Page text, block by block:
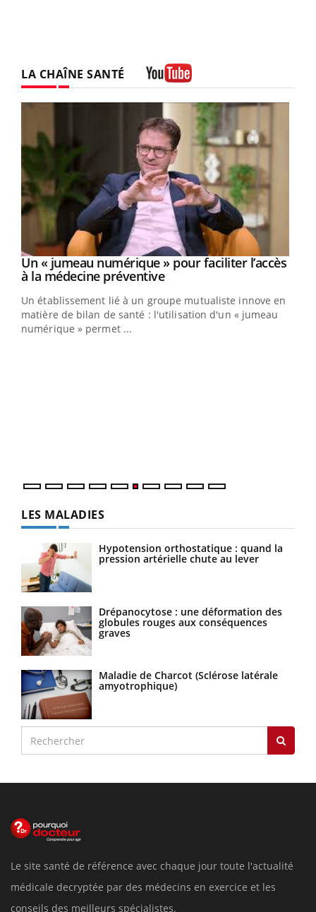
LA CHAÎNE SANTÉ
Youtube
Un « jumeau numérique » pour faciliter l’accès
à la médecine préventiveYoutube
Un établissement lié à un groupe mutualiste innove en
matière de bilan de santé : l'utilisation d'un « jumeau
numérique » permet ...
LES MALADIES
Hypotension orthostatique : quand la
pression artérielle chute au lever
Drépanocytose : une déformation des
globules rouges aux conséquences
graves
Maladie de Charcot (Sclérose latérale
amyotrophique)
Le site santé de référence avec chaque jour toute l'actualité
médicale decryptée par des médecins en exercice et les
conseils des meilleurs spécialistes.